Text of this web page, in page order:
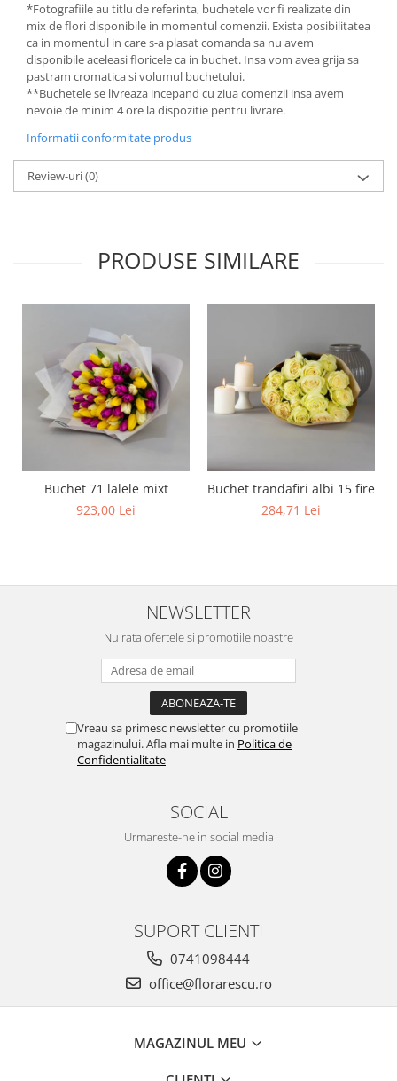
*Fotografiile au titlu de referinta, buchetele vor fi realizate din
mix de flori disponibile in momentul comenzii. Exista posibilitatea
ca in momentul in care s-a plasat comanda sa nu avem
disponibile aceleasi floricele ca in buchet. Insa vom avea grija sa
pastram cromatica si volumul buchetului.
**Buchetele se livreaza incepand cu ziua comenzii insa avem
nevoie de minim 4 ore la dispozitie pentru livrare.
Informatii conformitate produs
Review-uri(0)
PRODUSE SIMILARE
Buchet 71 lalele mixt
923,00 Lei
Buchet trandafiri albi 15 fire
284,71 Lei
NEWSLETTER
Nu rata ofertele si promotiile noastre
Vreau sa primesc newsletter cu promotiile
magazinului. Afla mai multe in Politica de
Confidentialitate
SOCIAL
Urmareste-ne in social media
SUPORT CLIENTI
0741098444
office@florarescu.ro
MAGAZINUL MEU